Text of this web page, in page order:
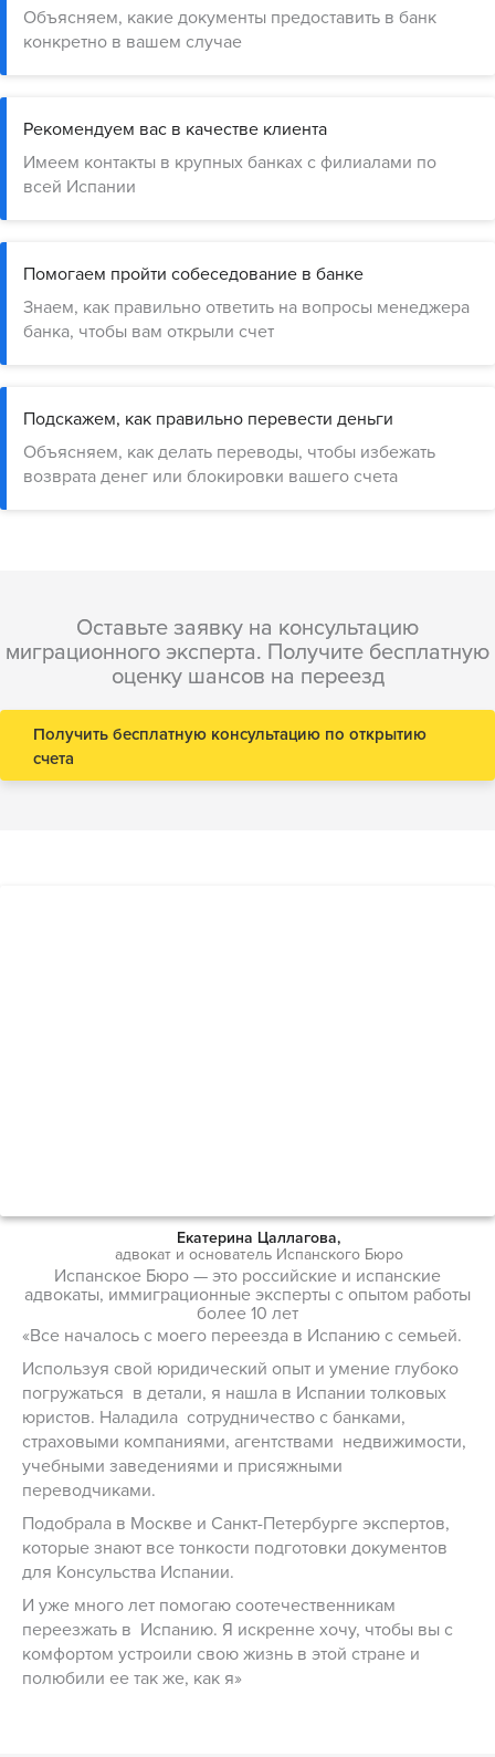
Объясняем, какие документы предоставить в банк
конкретно в вашем случае
Рекомендуем вас в качестве клиента
Имеем контакты в крупных банках с филиалами по
всей Испании
Помогаем пройти собеседование в банке
Знаем, как правильно ответить на вопросы менеджера
банка, чтобы вам открыли счет
Подскажем, как правильно перевести деньги
Объясняем, как делать переводы, чтобы избежать
возврата денег или блокировки вашего счета
Оставьте заявку на консультацию
миграционного эксперта. Получите бесплатную
оценку шансов на переезд
Получить бесплатную консультацию по открытию
счета
Екатерина Цаллагова,
адвокат и основатель Испанского Бюро
Испанское Бюро — это российские и испанские
адвокаты, иммиграционные эксперты с опытом работы
более 10 лет
«Все началось с моего переезда в Испанию с семьей.
Используя свой юридический опыт и умение глубоко
погружаться в детали, я нашла в Испании толковых
юристов. Наладила сотрудничество с банками,
страховыми компаниями, агентствами недвижимости,
учебными заведениями и присяжными
переводчиками.
Подобрала в Москве и Санкт-Петербурге экспертов,
которые знают все тонкости подготовки документов
для Консульства Испании.
И уже много лет помогаю соотечественникам
переезжать в Испанию. Я искренне хочу, чтобы вы с
комфортом устроили свою жизнь в этой стране и
полюбили ее так же, как я»